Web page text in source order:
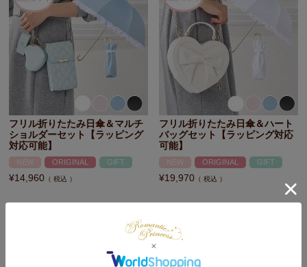
フリル折りたたみ日傘＆マルチ
ショルダーセット【ラッピング
対応可能】
ORIGINAL GIFT
¥14,960 税込
フリル折りたたみ日傘＆ハート
バッグセット【ラッピング対応
可能】
ORIGINAL GIFT
¥19,970 税込